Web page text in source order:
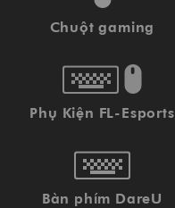
Chuột gaming
Phụ Kiện FL-Esports
Bàn phím DareU